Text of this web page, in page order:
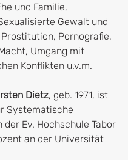
und Familie,
Gewalt und
Pornografie,
Umgang mit
Konflikten u.v.m.
Dietz, geb. 1971, ist
Systematische
der Ev. Hochschule Tabor
an der Universität